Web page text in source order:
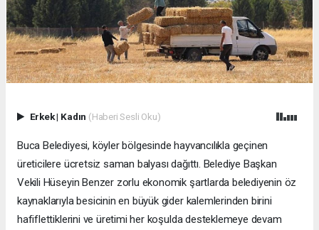
Erkek| Kadın (Haberi Sesli Oku)
Buca Belediyesi, köyler bölgesinde hayvancılıkla geçinen
üreticilere ücretsiz saman balyası dağıttı. Belediye Başkan
Vekili Hüseyin Benzer zorlu ekonomik şartlarda belediyenin öz
kaynaklarıyla besicinin en büyük gider kalemlerinden birini
hafiflettiklerini ve üretimi her koşulda desteklemeye devam